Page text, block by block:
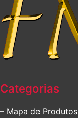
Categorias
– Mapa de Produtos